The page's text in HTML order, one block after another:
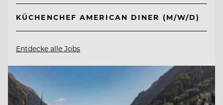
KÜCHENCHEF AMERICAN DINER (M/W/D)
Entdecke alle Jobs